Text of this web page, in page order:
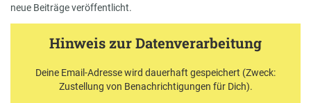
neue Beiträge veröffentlicht.
Hinweis zur Datenverarbeitung
Deine Email-Adresse wird dauerhaft gespeichert (Zweck:
Zustellung von Benachrichtigungen für Dich).